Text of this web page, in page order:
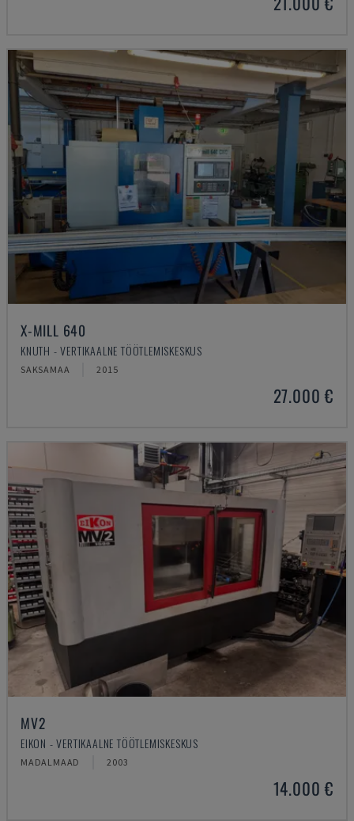
X-MILL 640
KNUTH - VERTIKAALNE TÖÖTLEMISKESKUS
SAKSAMAA 2015
27.000 €
MV2
EIKON - VERTIKAALNE TÖÖTLEMISKESKUS
MADALMAAD 2003
14.000 €